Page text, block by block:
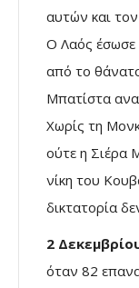
αυτών και
Ο Λαός έσωσε
από το
Μπατίστα
Χωρίς τη
ούτε η Σιέρα
νίκη του
δικτατορία
2
όταν 82